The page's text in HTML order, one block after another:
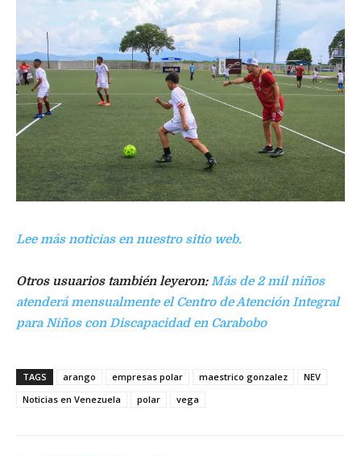
Lee más noticias en nuestro sitio web.
Otros usuarios también leyeron:Más de 2 mil niños
atenderá mensualmente el Centro de Atención Integral
para Niños con Discapacidad en Carabobo
TAGS arango empresas polar maestrico gonzalez
NEV
Noticias en Venezuela
polar vega